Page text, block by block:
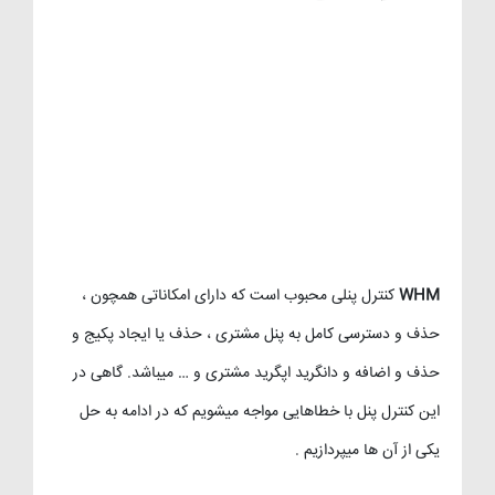
WHMکنترل پنلی محبوب است که دارای امکاناتی همچون ،
حذف و دسترسی کامل به پنل مشتری ، حذف یا ایجاد پکیج و
حذف و اضافه و دانگرید اپگرید مشتری و … میباشد. گاهی در
این کنترل پنل با خطاهایی مواجه میشویم که در ادامه به حل
یکی از آن ها میپردازیم .